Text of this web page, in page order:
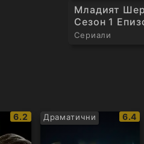
Младият
Сезон 1
Сериали
IMDb
рейтинг:
6.2 Драматични
IMDb
6.4